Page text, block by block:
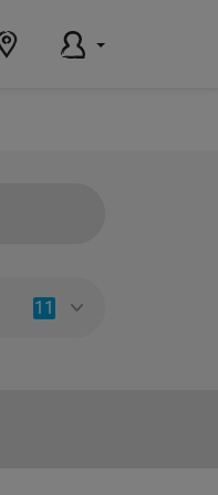
11